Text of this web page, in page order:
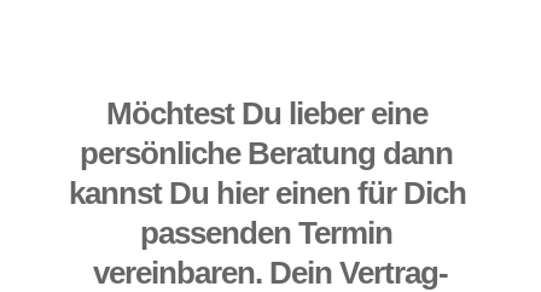
Möchtest Du lieber eine
persönliche Beratung dann
kannst Du hier einen für Dich
passenden Termin
vereinbaren. Dein Vertrag-